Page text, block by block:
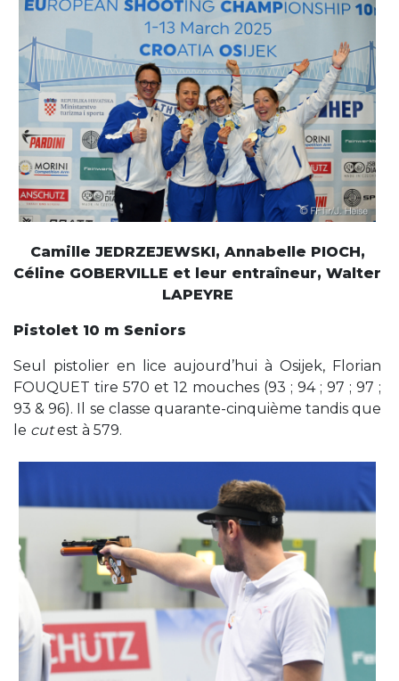
Camille JEDRZEJEWSKI, Annabelle PIOCH,
Céline GOBERVILLE et leur entraîneur, Walter
LAPEYRE
Pistolet 10 m Seniors
Seul pistolier en lice aujourd’hui à Osijek, Florian
FOUQUET tire 570 et 12 mouches (93 ; 94 ; 97 ; 97 ;
93 & 96). Il se classe quarante-cinquième tandis que
le cutest à 579.